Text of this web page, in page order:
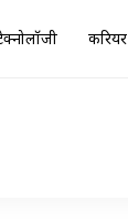
करियर